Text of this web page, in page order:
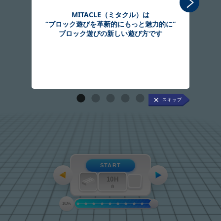
MITACLE（ミタクル）は
“ブロック遊びを革新的にもっと魅力的に”
ブロック遊びの新しい遊び方です
START
10H
白
100%